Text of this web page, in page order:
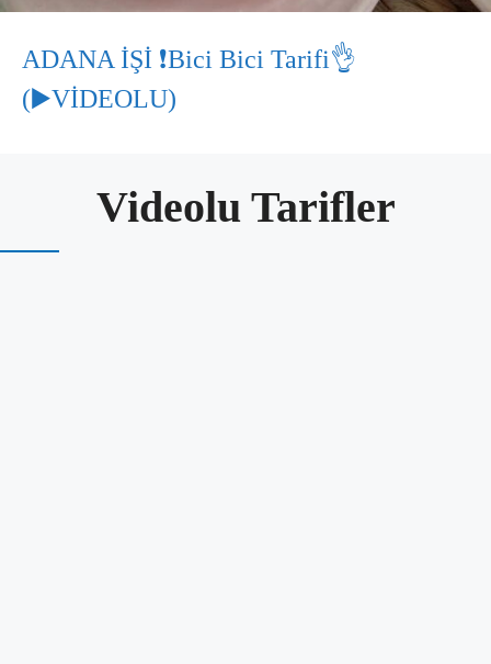
ADANA İŞİ ❗Bici Bici Tarifi👌
(▶️VİDEOLU)
Videolu Tarifler